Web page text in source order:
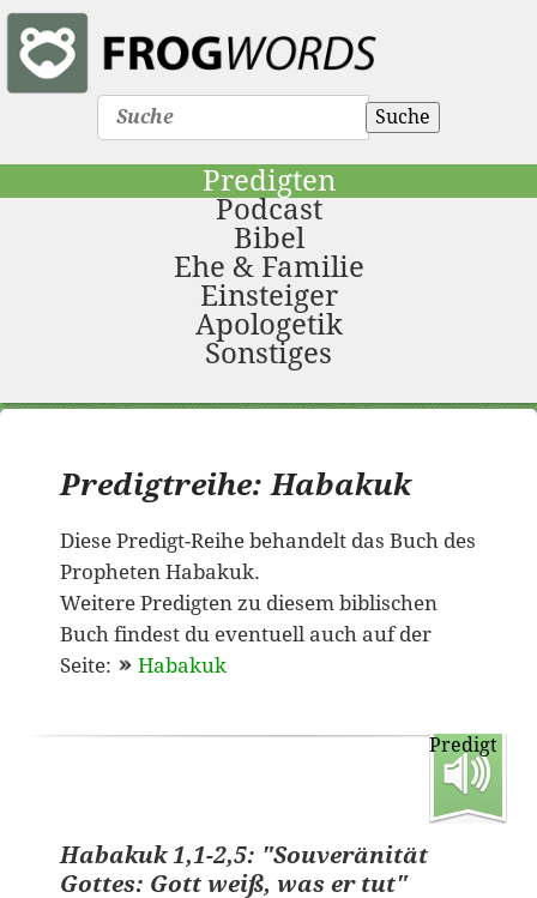
Suche
Predigten
Podcast
Bibel
Ehe & Familie
Einsteiger
Apologetik
Sonstiges
Predigtreihe: Habakuk
Diese Predigt-Reihe behandelt das Buch des
Propheten Habakuk.
Weitere Predigten zu diesem biblischen
Buch findest du eventuell auch auf der
Seite:
Habakuk
Predigt
Habakuk 1,1-2,5: "Souveränität
Gottes: Gott weiß, was er tut"